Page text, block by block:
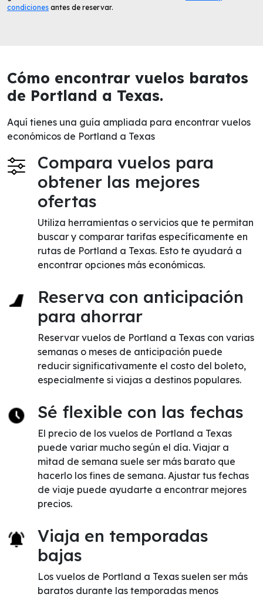
condiciones antes de reservar.
Cómo encontrar vuelos baratos
de Portland a Texas.
Aquí tienes una guía ampliada para encontrar vuelos
económicos de Portland a Texas
Compara vuelos para
obtener las mejores
ofertas
Utiliza herramientas o servicios que te permitan
buscar y comparar tarifas específicamente en
rutas de Portland a Texas. Esto te ayudará a
encontrar opciones más económicas.
Reserva con anticipación
para ahorrar
Reservar vuelos de Portland a Texas con varias
semanas o meses de anticipación puede
reducir significativamente el costo del boleto,
especialmente si viajas a destinos populares.
Sé flexible con las fechas
El precio de los vuelos de Portland a Texas
puede variar mucho según el día. Viajar a
mitad de semana suele ser más barato que
hacerlo los fines de semana. Ajustar tus fechas
de viaje puede ayudarte a encontrar mejores
precios.
Viaja en temporadas
bajas
Los vuelos de Portland a Texas suelen ser más
baratos durante las temporadas menos